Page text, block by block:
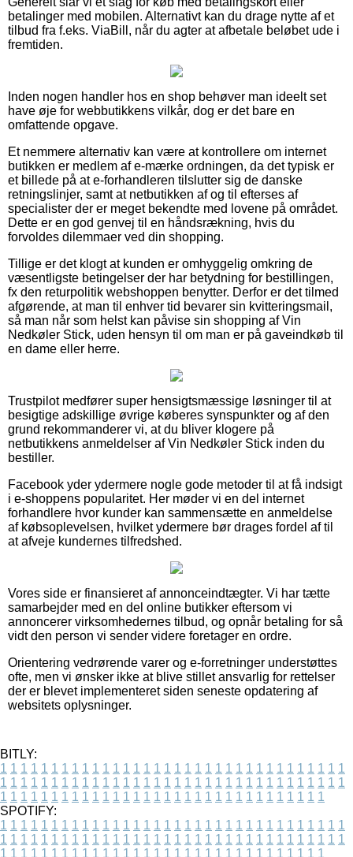
betalinger med mobilen. Alternativt kan du drage nytte af et
tilbud fra f.eks. ViaBill, når du agter at afbetale beløbet ude i
fremtiden.
Inden nogen handler hos en shop behøver man ideelt set
have øje for webbutikkens vilkår, dog er det bare en
omfattende opgave.
Et nemmere alternativ kan være at kontrollere om internet
butikken er medlem af e-mærke ordningen, da det typisk er
et billede på at e-forhandleren tilslutter sig de danske
retningslinjer, samt at netbutikken af og til efterses af
specialister der er meget bekendte med lovene på området.
Dette er en god genvej til en håndsrækning, hvis du
forvoldes dilemmaer ved din shopping.
Tillige er det klogt at kunden er omhyggelig omkring de
væsentligste betingelser der har betydning for bestillingen,
fx den returpolitik webshoppen benytter. Derfor er det tilmed
afgørende, at man til enhver tid bevarer sin kvitteringsmail,
så man når som helst kan påvise sin shopping af Vin
Nedkøler Stick, uden hensyn til om man er på gaveindkøb til
en dame eller herre.
Trustpilot medfører super hensigtsmæssige løsninger til at
besigtige adskillige øvrige køberes synspunkter og af den
grund rekommanderer vi, at du bliver klogere på
netbutikkens anmeldelser af Vin Nedkøler Stick inden du
bestiller.
Facebook yder ydermere nogle gode metoder til at få indsigt
i e-shoppens popularitet. Her møder vi en del internet
forhandlere hvor kunder kan sammensætte en anmeldelse
af købsoplevelsen, hvilket ydermere bør drages fordel af til
at afveje kundernes tilfredshed.
Vores side er finansieret af annonceindtægter. Vi har tætte
samarbejder med en del online butikker eftersom vi
annoncerer virksomhedernes tilbud, og opnår betaling for så
vidt den person vi sender videre foretager en ordre.
Orientering vedrørende varer og e-forretninger understøttes
ofte, men vi ønsker ikke at blive stillet ansvarlig for rettelser
der er blevet implementeret siden seneste opdatering af
websitets oplysninger.
BITLY:
1 1 1 1 1 1 1 1 1 1 1 1 1 1 1 1 1 1 1 1 1 1 1 1 1 1 1 1 1 1 1 1 1 1
1 1 1 1 1 1 1 1 1 1 1 1 1 1 1 1 1 1 1 1 1 1 1 1 1 1 1 1 1 1 1 1 1 1
1 1 1 1 1 1 1 1 1 1 1 1 1 1 1 1 1 1 1 1 1 1 1 1 1 1 1 1 1 1 1 1
SPOTIFY:
1 1 1 1 1 1 1 1 1 1 1 1 1 1 1 1 1 1 1 1 1 1 1 1 1 1 1 1 1 1 1 1 1 1
1 1 1 1 1 1 1 1 1 1 1 1 1 1 1 1 1 1 1 1 1 1 1 1 1 1 1 1 1 1 1 1 1 1
1 1 1 1 1 1 1 1 1 1 1 1 1 1 1 1 1 1 1 1 1 1 1 1 1 1 1 1 1 1 1 1